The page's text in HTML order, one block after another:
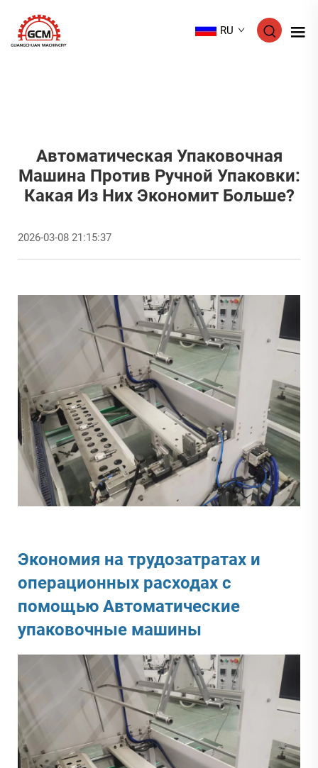
RU
Автоматическая Упаковочная
Машина Против Ручной Упаковки:
Какая Из Них Экономит Больше?
2026-03-08 21:15:37
Экономия на трудозатратах и
операционных расходах с
помощью Автоматические
упаковочные машины